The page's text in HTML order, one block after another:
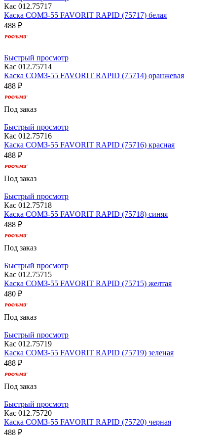
Кас 012.75717
Каска СОМЗ-55 FAVORIT RAPID (75717) белая
488 ₽
Быстрый просмотр
Кас 012.75714
Каска СОМЗ-55 FAVORIT RAPID (75714) оранжевая
488 ₽
Под заказ
Быстрый просмотр
Кас 012.75716
Каска СОМЗ-55 FAVORIT RAPID (75716) красная
488 ₽
Под заказ
Быстрый просмотр
Кас 012.75718
Каска СОМЗ-55 FAVORIT RAPID (75718) синяя
488 ₽
Под заказ
Быстрый просмотр
Кас 012.75715
Каска СОМЗ-55 FAVORIT RAPID (75715) желтая
480 ₽
Под заказ
Быстрый просмотр
Кас 012.75719
Каска СОМЗ-55 FAVORIT RAPID (75719) зеленая
488 ₽
Под заказ
Быстрый просмотр
Кас 012.75720
Каска СОМЗ-55 FAVORIT RAPID (75720) черная
488 ₽